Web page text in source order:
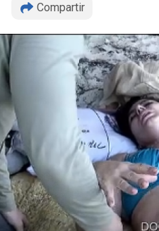
Compartir
Copiar